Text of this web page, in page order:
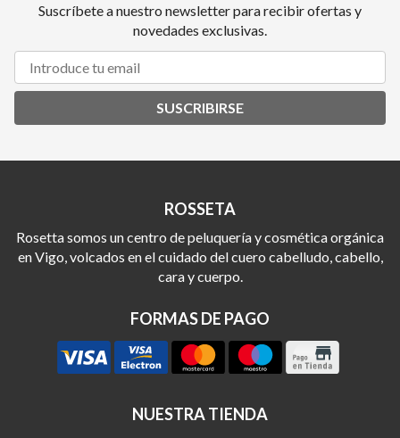
Suscríbete a nuestro newsletter para recibir ofertas y
novedades exclusivas.
SUSCRIBIRSE
ROSSETA
Rosetta somos un centro de peluquería y cosmética orgánica
en Vigo, volcados en el cuidado del cuero cabelludo, cabello,
cara y cuerpo.
FORMAS DE PAGO
NUESTRA TIENDA